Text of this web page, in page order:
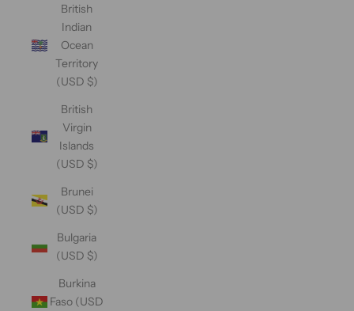
British
Indian
Ocean
Territory
(USD $)
British
Virgin
Islands
(USD $)
Brunei
(USD $)
Bulgaria
(USD $)
Burkina
Faso (USD